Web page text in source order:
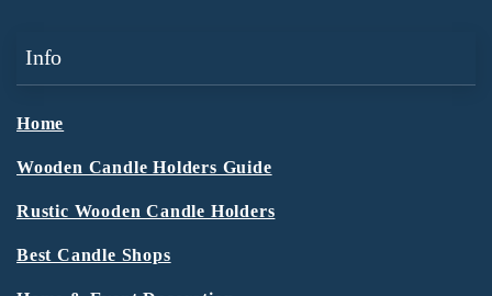
Info
Home
Wooden Candle Holders Guide
Rustic Wooden Candle Holders
Best Candle Shops